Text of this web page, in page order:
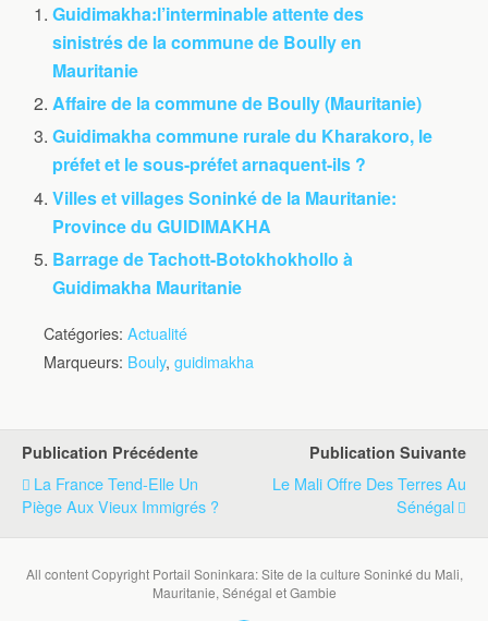
Guidimakha:l’interminable attente des
sinistrés de la commune de Boully en
Mauritanie
Affaire de la commune de Boully (Mauritanie)
Guidimakha commune rurale du Kharakoro, le
préfet et le sous-préfet arnaquent-ils ?
Villes et villages Soninké de la Mauritanie:
Province du GUIDIMAKHA
Barrage de Tachott-Botokhokhollo à
Guidimakha Mauritanie
Catégories: Actualité
Marqueurs: Bouly, guidimakha
Publication Précédente
La France Tend-Elle Un
Piège Aux Vieux Immigrés ?
Publication Suivante
Le Mali Offre Des Terres Au
Sénégal
All content Copyright Portail Soninkara: Site de la culture Soninké du Mali,
Mauritanie, Sénégal et Gambie